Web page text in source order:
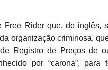
Rider que, do inglês,
organização criminosa,
Registro de Preços de
por “carona”, para